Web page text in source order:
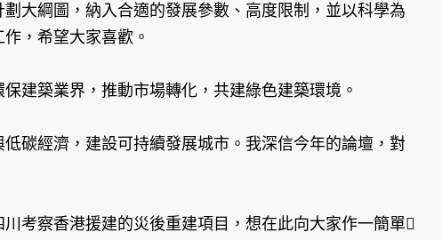
大綱圖，納入合適的發展參數、高度限制，並以科學為
，希望大家喜歡。
建築業界，推動市場轉化，共建綠色建築環境。
碳經濟，建設可持續發展城市。我深信今年的論壇，對
考察香港援建的災後重建項目，想在此向大家作一簡單